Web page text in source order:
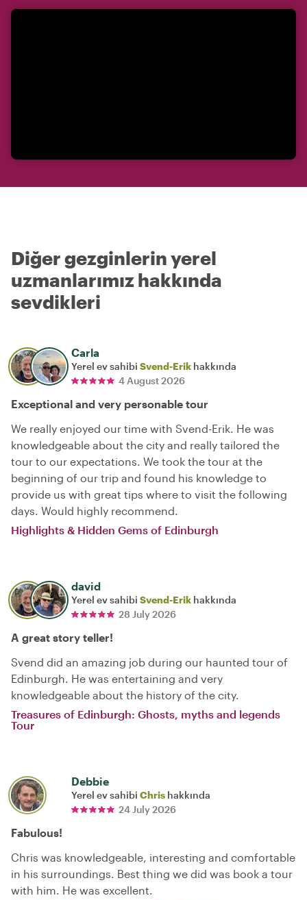
Diğer gezginlerin yerel
uzmanlarımız hakkında
sevdikleri
Carla
Yerel ev sahibi Svend-Erik hakkında
4 August 2026
Exceptional and very personable tour
We really enjoyed our time with Svend-Erik. He was
knowledgeable about the city and really tailored the
tour to our expectations. We took the tour at the
beginning of our trip and found his knowledge to
provide us with great tips where to visit the following
days. Would highly recommend.
Highlights & Hidden Gems of Edinburgh
david
Yerel ev sahibi Svend-Erik hakkında
28 July 2026
A great story teller!
Svend did an amazing job during our haunted tour of
Edinburgh. He was entertaining and very
knowledgeable about the history of the city.
Treasures of Edinburgh: Ghosts, myths and legends
Tour
Debbie
Yerel ev sahibi Chris hakkında
24 July 2026
Fabulous!
Chris was knowledgeable, interesting and comfortable
in his surroundings. Best thing we did was book a tour
with him. He was excellent.